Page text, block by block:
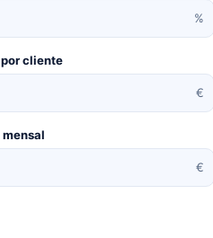
%
cliente
€
mensal
€